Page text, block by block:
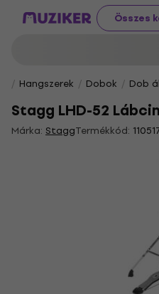
Összes
Hangszerek Dobok Dob
Stagg LHD-52
Márka: StaggTermékkód: